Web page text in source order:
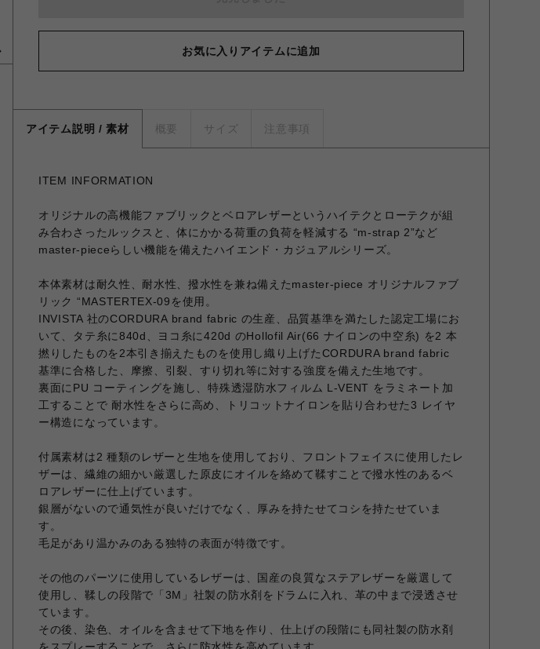
お気に入りアイテムに追加
アイテム説明 / 素材 概要 サイズ 注意事項
ITEM INFORMATION
オリジナルの高機能ファブリックとベロアレザーというハイテクとローテクが組
み合わさったルックスと、体にかかる荷重の負荷を軽減する “m-strap 2”など
master-pieceらしい機能を備えたハイエンド・カジュアルシリーズ。
本体素材は耐久性、耐水性、撥水性を兼ね備えたmaster-piece オリジナルファブ
リック “MASTERTEX-09を使用。
INVISTA 社のCORDURA brand fabric の生産、品質基準を満たした認定工場にお
いて、タテ糸に840d、ヨコ糸に420d のHollofil Air(66 ナイロンの中空糸) を2 本
撚りしたものを2本引き揃えたものを使用し織り上げたCORDURA brand fabric
基準に合格した、摩擦、引裂、すり切れ等に対する強度を備えた生地です。
裏面にPU コーティングを施し、特殊透湿防水フィルム L-VENT をラミネート加
工することで 耐水性をさらに高め、トリコットナイロンを貼り合わせた3 レイヤ
ー構造になっています。
付属素材は2 種類のレザーと生地を使用しており、フロントフェイスに使用したレ
ザーは、繊維の細かい厳選した原皮にオイルを絡めて鞣すことで撥水性のあるベ
ロアレザーに仕上げています。
銀層がないので通気性が良いだけでなく、厚みを持たせてコシを持たせていま
す。
毛足があり温かみのある独特の表面が特徴です。
その他のパーツに使用しているレザーは、国産の良質なステアレザーを厳選して
使用し、鞣しの段階で「3M」社製の防水剤をドラムに入れ、革の中まで浸透させ
ています。
その後、染色、オイルを含ませて下地を作り、仕上げの段階にも同社製の防水剤